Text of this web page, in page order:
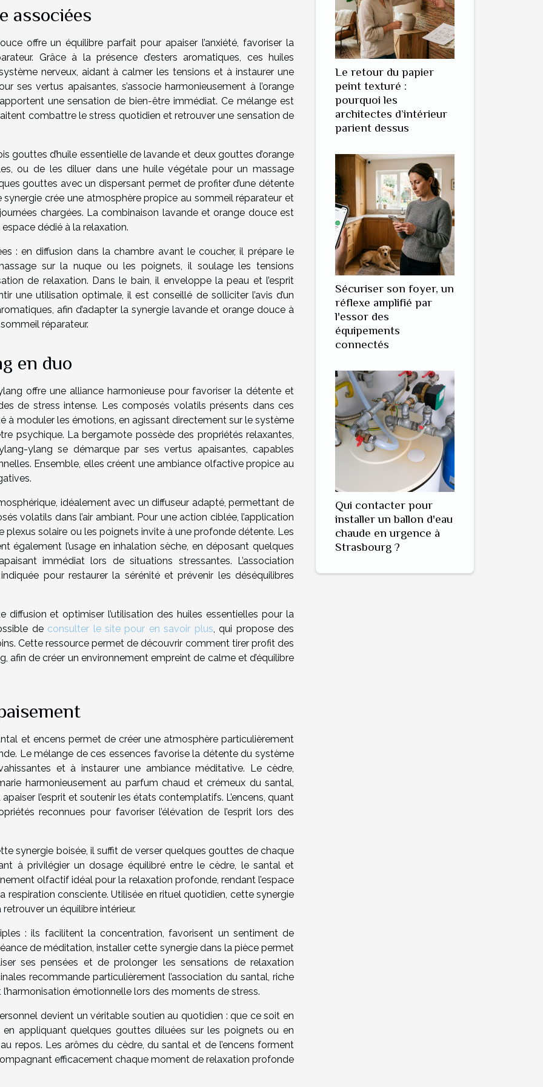
associées
offre un équilibre parfait pour apaiser l’anxiété, favoriser la
Grâce à la présence d’esters aromatiques, ces huiles
nerveux, aidant à calmer les tensions et à instaurer une
ses vertus apaisantes, s’associe harmonieusement à l’orange
une sensation de bien-être immédiat. Ce mélange est
combattre le stress quotidien et retrouver une sensation de
gouttes d’huile essentielle de lavande et deux gouttes d’orange
ou de les diluer dans une huile végétale pour un massage
gouttes avec un dispersant permet de profiter d’une détente
crée une atmosphère propice au sommeil réparateur et
chargées. La combinaison lavande et orange douce est
dédié à la relaxation.
: en diffusion dans la chambre avant le coucher, il prépare le
sur la nuque ou les poignets, il soulage les tensions
de relaxation. Dans le bain, il enveloppe la peau et l’esprit
une utilisation optimale, il est conseillé de solliciter l’avis d’un
afin d’adapter la synergie lavande et orange douce à
réparateur.
en duo
offre une alliance harmonieuse pour favoriser la détente et
de stress intense. Les composés volatils présents dans ces
à moduler les émotions, en agissant directement sur le système
psychique. La bergamote possède des propriétés relaxantes,
ylang se démarque par ses vertus apaisantes, capables
Ensemble, elles créent une ambiance olfactive propice au
idéalement avec un diffuseur adapté, permettant de
volatils dans l’air ambiant. Pour une action ciblée, l’application
plexus solaire ou les poignets invite à une profonde détente. Les
également l’usage en inhalation sèche, en déposant quelques
immédiat lors de situations stressantes. L’association
pour restaurer la sérénité et prévenir les déséquilibres
et optimiser l’utilisation des huiles essentielles pour la
de consulter le site pour en savoir plus, qui propose des
Cette ressource permet de découvrir comment tirer profit des
afin de créer un environnement empreint de calme et d’équilibre
et encens permet de créer une atmosphère particulièrement
Le mélange de ces essences favorise la détente du système
et à instaurer une ambiance méditative. Le cèdre,
harmonieusement au parfum chaud et crémeux du santal,
l’esprit et soutenir les états contemplatifs. L’encens, quant
reconnues pour favoriser l’élévation de l’esprit lors des
synergie boisée, il suffit de verser quelques gouttes de chaque
à privilégier un dosage équilibré entre le cèdre, le santal et
olfactif idéal pour la relaxation profonde, rendant l’espace
consciente. Utilisée en rituel quotidien, cette synergie
un équilibre intérieur.
: ils facilitent la concentration, favorisent un sentiment de
de méditation, installer cette synergie dans la pièce permet
ses pensées et de prolonger les sensations de relaxation
recommande particulièrement l’association du santal, riche
émotionnelle lors des moments de stress.
devient un véritable soutien au quotidien : que ce soit en
en appliquant quelques gouttes diluées sur les poignets ou en
repos. Les arômes du cèdre, du santal et de l’encens forment
efficacement chaque moment de relaxation profonde
Le retour du papier
peint texturé :
pourquoi les
architectes d’intérieur
parient dessus
Sécuriser son foyer, un
réflexe amplifié par
l'essor des
équipements
connectés
Qui contacter pour
installer un ballon d'eau
chaude en urgence à
Strasbourg ?